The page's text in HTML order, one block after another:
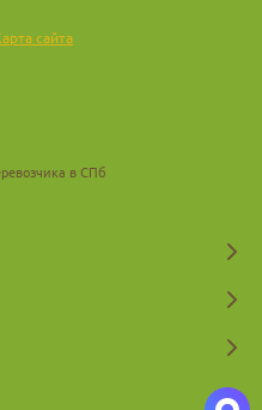
сайта
в СПб